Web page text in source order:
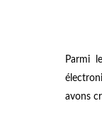
Parmi
avons